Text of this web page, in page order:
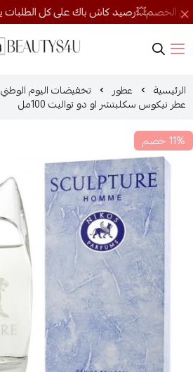
روائح الجمال
الرئيسية عطور تخفيضات اليوم الوطني
عطر نيكوس سكلبتشر او دو تواليت 100مل
11% خصم